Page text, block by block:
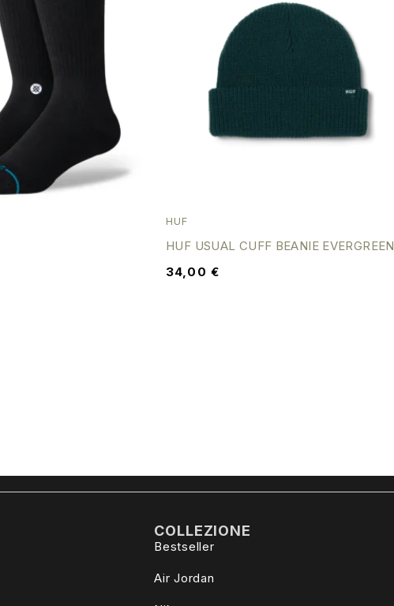
HUF
HUF USUAL CUFF BEANIE EVERGREEN
34,00 €
COLLEZIONE
Bestseller
Air Jordan